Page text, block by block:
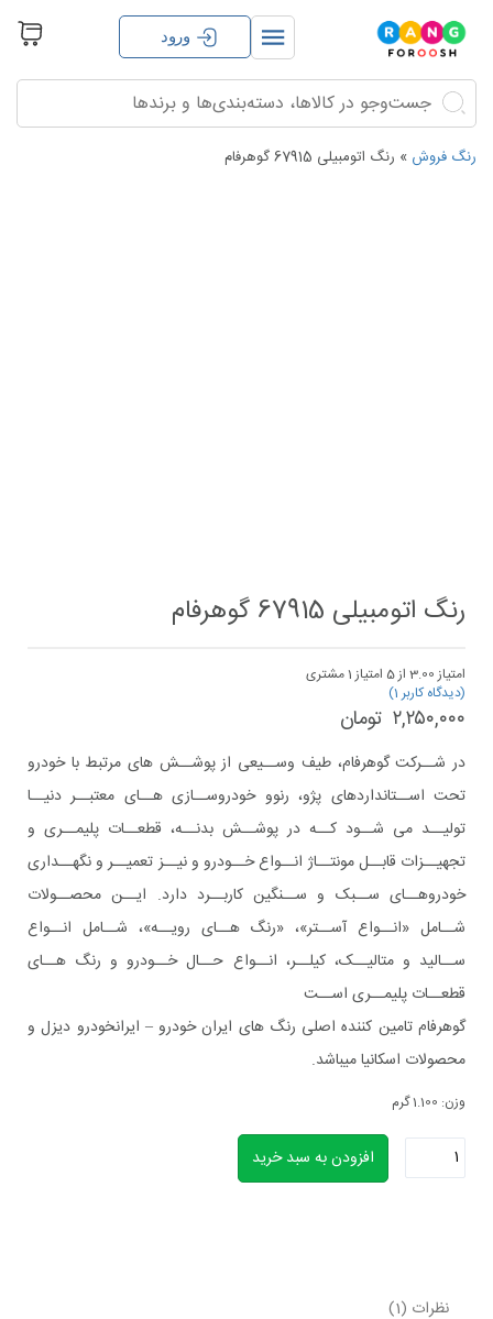
جستجو
برای:
جستجو
ورود
رنگ فروش » رنگ اتومبیلی 67915 گوهرفام
رنگ اتومبیلی 67915 گوهرفام
امتیاز 3.00 از 5 امتیاز 1مشتری
(دیدگاه کاربر 1
)
تومان ۲,۲۵۰,۰۰۰
در شــرکت گوهرفام، طیف وســیعی از پوشــش های مرتبط با خودرو
تحت اســتانداردهای پژو، رنوو خودروســازی هــای معتبــر دنیــا
تولیــد می شــود کــه در پوشــش بدنــه، قطعــات پلیمــری و
تجهیــزات قابــل مونتــاژ انــواع خــودرو و نیــز تعمیــر و نگهــداری
خودروهــای ســبک و ســنگین کاربــرد دارد. ایــن محصــولات
شــامل «انــواع آســتر»، «رنگ هــای رویــه»، شــامل انــواع
ســالید و متالیــک، کیلــر، انــواع حــال خــودرو و رنگ هــای
قطعــات پلیمــری اســت
گوهرفام تامین کننده اصلی رنگ های ایران خودرو – ایرانخودرو دیزل و
محصولات اسکانیا میباشد.
وزن: 1.100 گرم
رنگ
گوهرفام
افزودن به سبد خرید
نظرات (1)